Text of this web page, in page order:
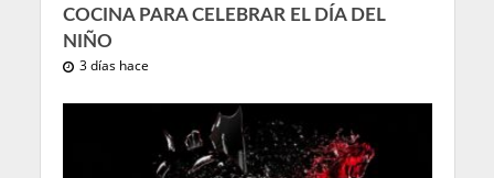
COCINA PARA CELEBRAR EL DÍA DEL
NIÑO
3 días hace